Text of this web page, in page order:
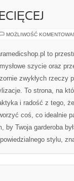
MOŻLIWOŚĆ
to
szycie oraz
zwykłych rzeczy
To strona, na
i radość z tego,
coś, co idealnie
Twoja garderoba
stylu,